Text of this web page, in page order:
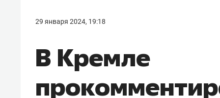
29 января 2024, 19:18
В Кремлеправил, бизнес может
потерять минимум